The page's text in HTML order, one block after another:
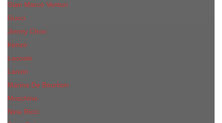
Gian Marco Venturi
Gucci
Jimmy Choo
Kenzo
Lacoste
Lanvin
Marina De Bourbon
Moschino
Nina Ricci